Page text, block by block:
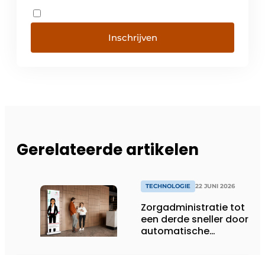
Inschrijven
Gerelateerde artikelen
TECHNOLOGIE 22 JUNI 2026
Zorgadministratie tot
een derde sneller door
automatische